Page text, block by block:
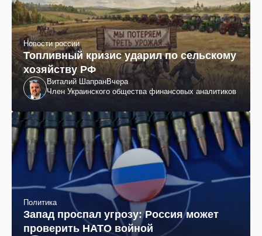
Новости россии
Топливный кризис ударил по сельскому
хозяйству РФ
Виталий ШапранВчера
Член Украинского общества финансовых аналитиков
Политика
Запад проспал угрозу: Россия может
проверить НАТО войной